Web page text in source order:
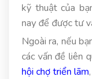
kỹ thuật của
nay để được tư
Ngoài ra, nếu
các vấn đề liên
hội chợ triển lãm